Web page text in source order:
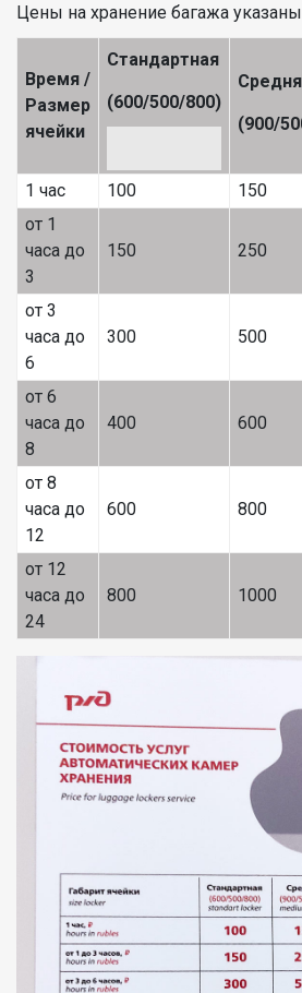
Цены на хранение багажа указаны
Время /
Размер
ячейки
Стандартная
(600/500/800)
(900/
1 час 100 150
от 1
часа до
3
150 250
от 3
часа до
6
300 500
от 6
часа до
8
400 600
от 8
часа до
12
600 800
от 12
часа до
24
800 1000